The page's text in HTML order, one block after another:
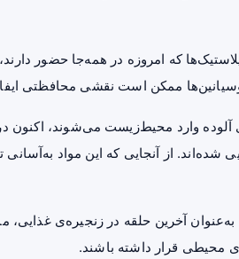
که امروزه در همه‌جا حضور دارند،
ممکن است نقشی محافظتی
آلوده وارد محیط‌زیست می‌شوند، اکنون
از آنجایی که این مواد به‌آسانی
آخرین حلقه در زنجیره‌ی غذایی،
محیطی قرار داشته باشند.